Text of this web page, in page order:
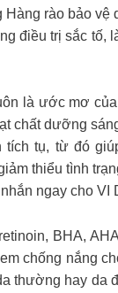
rào bảo
điều trị sắc tố,
là ước mơ
chất dưỡng
tích tụ, từ đó
thiểu tình
ngay cho
BHA,
chống nắng
thường hay da